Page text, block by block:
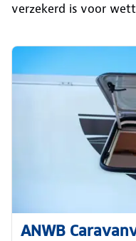
verzekerd is voor
ANWB